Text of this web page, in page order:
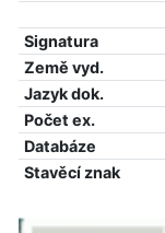
Signatura
Země vyd.
Jazyk dok.
Počet ex.
Databáze
Stavěcí znak